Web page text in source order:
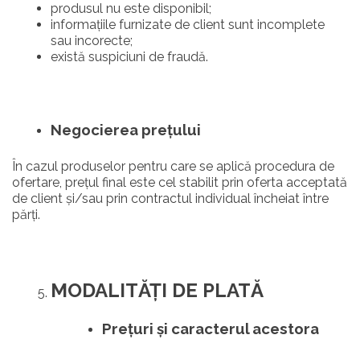
produsul nu este disponibil;
informațiile furnizate de client sunt incomplete
sau incorecte;
există suspiciuni de fraudă.
Negocierea prețului
În cazul produselor pentru care se aplică procedura de
ofertare, prețul final este cel stabilit prin oferta acceptată
de client și/sau prin contractul individual încheiat între
părți.
MODALITĂȚI DE PLATĂ
Prețuri și caracterul acestora